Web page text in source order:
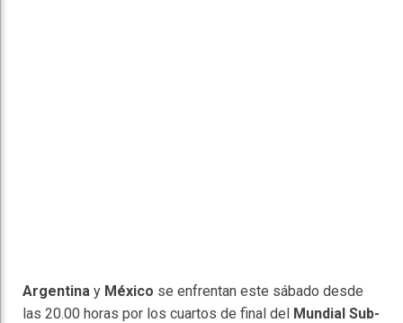
Argentina y México se enfrentan este sábado desde
las 20.00 horas por los cuartos de final del Mundial Sub-